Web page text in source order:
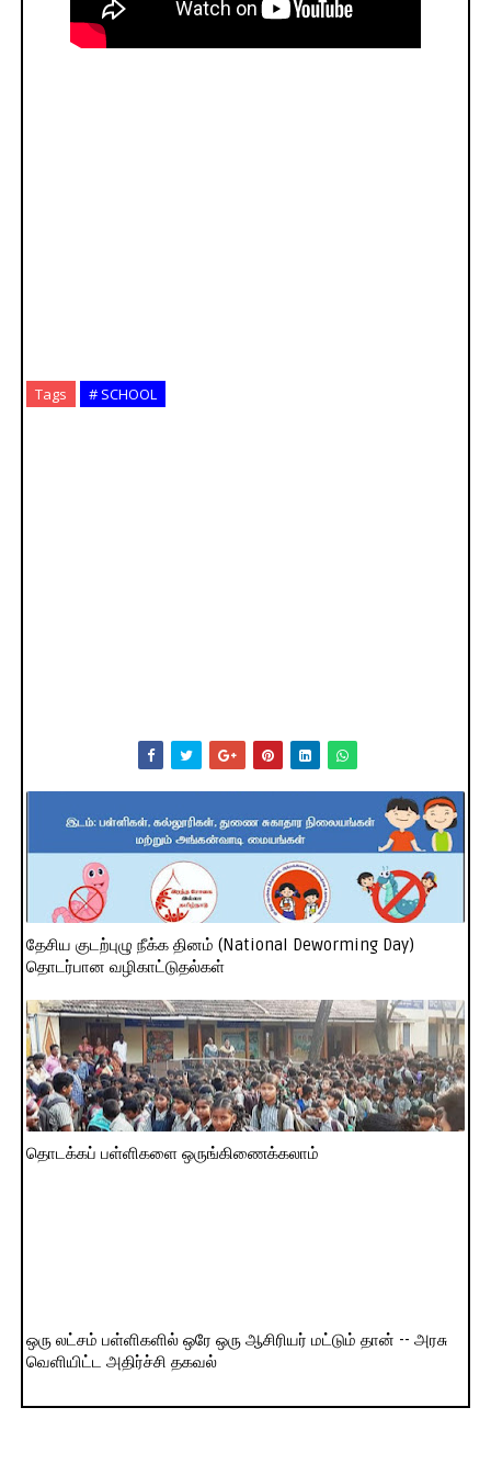
Tags # SCHOOL
தேசிய குடற்புழு நீக்க தினம் (National Deworming Day)
தொடர்பான வழிகாட்டுதல்கள்
தொடக்கப் பள்ளிகளை ஒருங்கிணைக்கலாம்
ஒரு லட்சம் பள்ளிகளில் ஒரே ஒரு ஆசிரியர் மட்டும் தான் -- அரசு
வெளியிட்ட அதிர்ச்சி தகவல்